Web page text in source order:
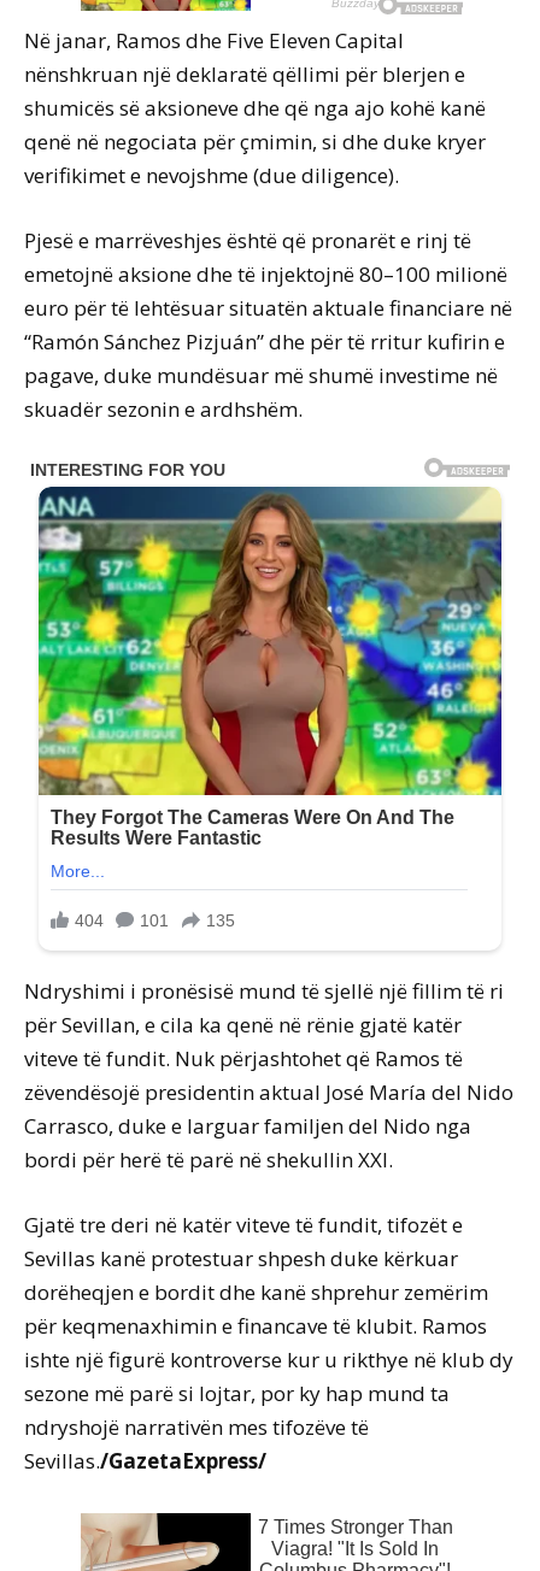
Në janar, Ramos dhe Five Eleven Capital
nënshkruan një deklaratë qëllimi për blerjen e
shumicës së aksioneve dhe që nga ajo kohë kanë
qenë në negociata për çmimin, si dhe duke kryer
verifikimet e nevojshme (due diligence).
Pjesë e marrëveshjes është që pronarët e rinj të
emetojnë aksione dhe të injektojnë 80–100 milionë
euro për të lehtësuar situatën aktuale financiare në
“Ramón Sánchez Pizjuán” dhe për të rritur kufirin e
pagave, duke mundësuar më shumë investime në
skuadër sezonin e ardhshëm.
Ndryshimi i pronësisë mund të sjellë një fillim të ri
për Sevillan, e cila ka qenë në rënie gjatë katër
viteve të fundit. Nuk përjashtohet që Ramos të
zëvendësojë presidentin aktual José María del Nido
Carrasco, duke e larguar familjen del Nido nga
bordi për herë të parë në shekullin XXI.
Gjatë tre deri në katër viteve të fundit, tifozët e
Sevillas kanë protestuar shpesh duke kërkuar
dorëheqjen e bordit dhe kanë shprehur zemërim
për keqmenaxhimin e financave të klubit. Ramos
ishte një figurë kontroverse kur u rikthye në klub dy
sezone më parë si lojtar, por ky hap mund ta
ndryshojë narrativën mes tifozëve të
Sevillas./GazetaExpress/